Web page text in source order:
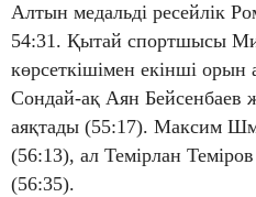
Алтын медальді ресейлік
54:31. Қытай спортшысы
көрсеткішімен екінші орын
Сондай-ақ Аян Бейсенбаев
аяқтады (55:17). Максим
(56:13), ал Темірлан
(56:35).